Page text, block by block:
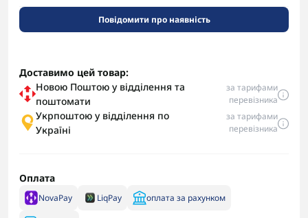
Повідомити про наявність
Доставимо цей товар:
Новою Поштою у відділення та
поштомати
за тарифами
перевізника
Укрпоштою у відділення по
Україні
за тарифами
перевізника
Оплата
NovaPay LiqPay оплата за рахунком